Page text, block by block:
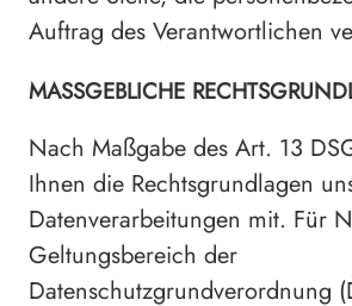
Auftrag des Verantwortlichen
MASSGEBLICHE
Nach Maßgabe des Art. 13
Ihnen die Rechtsgrundlagen
Datenverarbeitungen mit. Für
Geltungsbereich der
Datenschutzgrundverordnung